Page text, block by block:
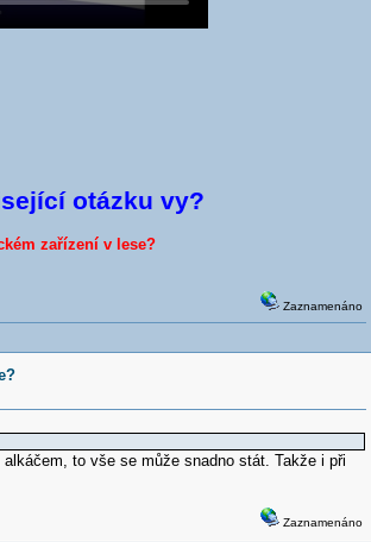
otázku vy?
zařízení v lese?
Zaznamenáno
to vše se může snadno stát. Takže i při
Zaznamenáno